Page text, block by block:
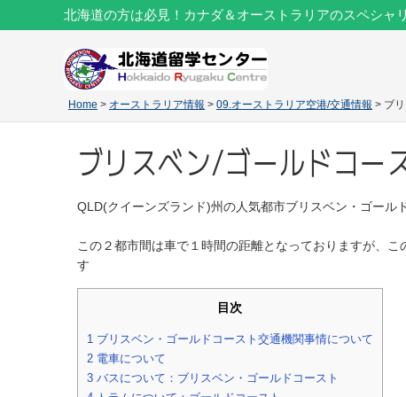
北海道の方は必見！カナダ＆オーストラリアのスペシャ
Home > オーストラリア情報 > 09.オーストラリア空港/交通情報 > ブ
ブリスベン/ゴールドコー
QLD(クイーンズランド)州の人気都市ブリスベン・ゴール
この２都市間は車で１時間の距離となっておりますが、
す
目次
1 ブリスベン・ゴールドコースト交通機関事情について
2 電車について
3 バスについて：ブリスベン・ゴールドコースト